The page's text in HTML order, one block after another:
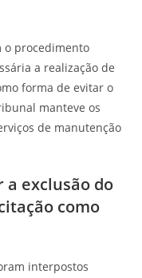
o procedimento
a realização de
forma de evitar o
manteve os
de manutenção
a exclusão do
como
interpostos